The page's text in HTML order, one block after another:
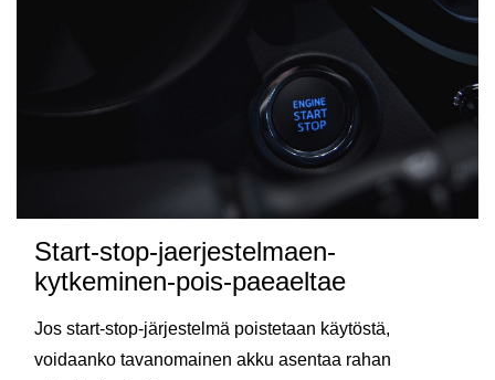
Start-stop-jaerjestelmaen-
kytkeminen-pois-paeaeltae
Jos start-stop-järjestelmä poistetaan käytöstä,
voidaanko tavanomainen akku asentaa rahan